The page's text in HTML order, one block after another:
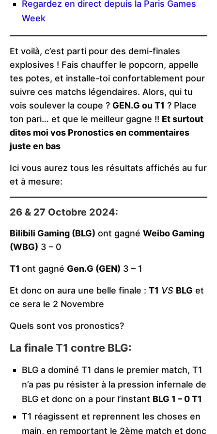
Regardez en direct depuis la Paris Games
Week
Et voilà, c’est parti pour des demi-finales
explosives ! Fais chauffer le popcorn, appelle
tes potes, et installe-toi confortablement pour
suivre ces matchs légendaires. Alors, qui tu
vois soulever la coupe ? GEN.G ou T1 ? Place
ton pari… et que le meilleur gagne !! Et surtout
dites moi vos Pronostics en commentaires
juste en bas
Ici vous aurez tous les résultats affichés au fur
et à mesure:
26 & 27 Octobre 2024:
Bilibili Gaming (BLG) ont gagné Weibo Gaming
(WBG) 3 – 0
T1 ont gagné Gen.G (GEN) 3 – 1
Et donc on aura une belle finale : T1 VS BLG et
ce sera le 2 Novembre
Quels sont vos pronostics?
La finale T1 contre BLG:
BLG a dominé T1 dans le premier match, T1
n’a pas pu résister à la pression infernale de
BLG et donc on a pour l’instant BLG 1 – 0 T1
T1 réagissent et reprennent les choses en
main, en remportant le 2ème match et donc